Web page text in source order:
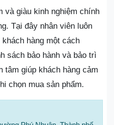
và giàu kinh nghiệm chính
Tại đây nhân viên luôn
hàng một cách
sách bảo hành và bảo trì
tâm giúp khách hàng cảm
chọn mua sản phẩm.